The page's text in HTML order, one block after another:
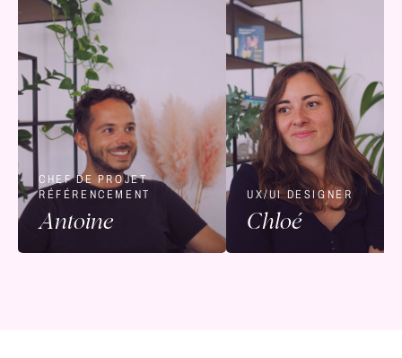
CHEF DE PROJET
RÉFÉRENCEMENT
Antoine
UX/UI DESIGNER
Chloé